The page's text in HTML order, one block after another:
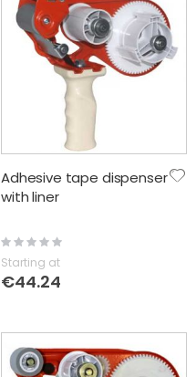
Adhesive tape dispenser
with liner
Rating:
0%
Starting at
€44.24